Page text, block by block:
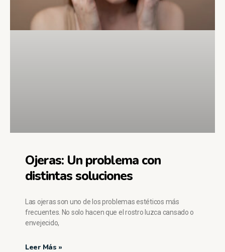
Ojeras: Un problema con
distintas soluciones
Las ojeras son uno de los problemas estéticos más
frecuentes. No solo hacen que el rostro luzca cansado o
envejecido,
Leer Más »